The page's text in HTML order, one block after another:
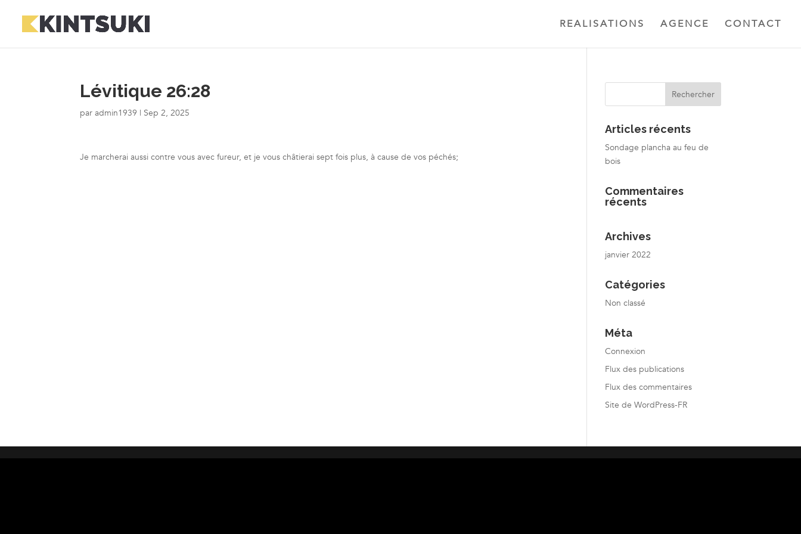
REALISATIONS AGENCE CONTACT
Lévitique 26:28
paradmin1939 | Sep 2, 2025
Je marcherai aussi contre vous avec fureur, et je vous châtierai sept fois plus, à cause de vos péchés;
Articles récents
Sondage plancha au feu de
bois
Commentaires
récents
Archives
janvier 2022
Catégories
Non classé
Méta
Connexion
Flux des publications
Flux des commentaires
Site de WordPress-FR